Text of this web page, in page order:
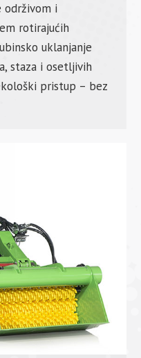
održivom i
rotirajućih
uklanjanje
staza i osetljivih
pristup – bez